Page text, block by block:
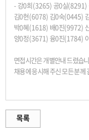
- 강0희(3265)공0실(8291)
김0현(6078) 김0숙(0445)
박0혜(1618) 배0진(9972)
양0정(3671)융0진(1784)
면접시간은 개별안내 드렸습
채용에 응시해 주신 모든 분께
목록